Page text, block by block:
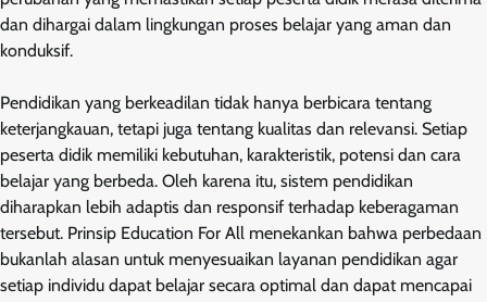
dan dihargai dalam lingkungan proses belajar yang aman dan
konduksif.
Pendidikan yang berkeadilan tidak hanya berbicara tentang
keterjangkauan, tetapi juga tentang kualitas dan relevansi. Setiap
peserta didik memiliki kebutuhan, karakteristik, potensi dan cara
belajar yang berbeda. Oleh karena itu, sistem pendidikan
diharapkan lebih adaptis dan responsif terhadap keberagaman
tersebut. Prinsip Education For All menekankan bahwa perbedaan
bukanlah alasan untuk menyesuaikan layanan pendidikan agar
setiap individu dapat belajar secara optimal dan dapat mencapai